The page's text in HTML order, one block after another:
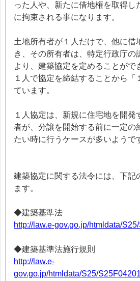
った人や、新たに借地権を取得し
に拘束される事になります。
土地所有者が１人だけで、他に借
き、その所有者は、特定行政庁の
より、建築協定を定めることがで
１人で協定を締結することから「
ています。
１人協定は、新規に住宅地を開発
者が、分譲を開始する前に一定の
たい時に行うケースが多いようで
建築協定に関する法令には、下記
ます。
◆建築基準法
http://law.e-gov.go.jp/htmldata/
◆建築基準法施行規則
http://law.e-
gov.go.jp/htmldata/S25/